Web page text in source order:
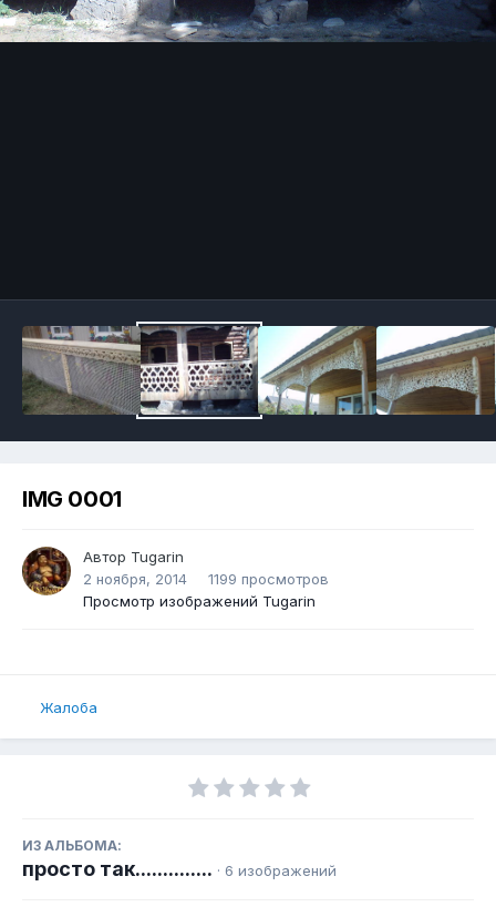
IMG 0001
Автор Tugarin
2 ноября, 2014
1199 просмотров
Просмотр изображений Tugarin
Жалоба
ИЗ АЛЬБОМА:
просто так.............. · 6 изображений